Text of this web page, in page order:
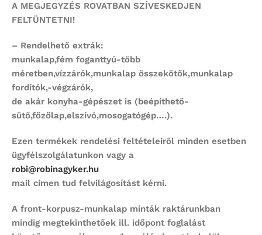
A MEGJEGYZÉS ROVATBAN SZÍVESKEDJEN
FELTÜNTETNI!
– Rendelhető extrák:
munkalap,fém foganttyú-több
méretben,vízzárók,munkalap összekötők,munkalap
fordítók,-végzárók,
de akár konyha-gépészet is (beépíthető-
sütő,főzőlap,elszívó,mosogatógép….).
Ezen termékek rendelési feltételeiről minden esetben
ügyfélszolgálatunkon vagy a
robi@robinagyker.hu
mail címen tud felvilágosítást kérni.
A front-korpusz-munkalap minták raktárunkban
mindig megtekinthetőek ill. időpont foglalást